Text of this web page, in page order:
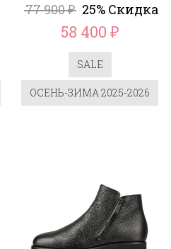
77 900₽ 25% Скидка
58 400 ₽
SALE
ОСЕНЬ-ЗИМА 2025-2026